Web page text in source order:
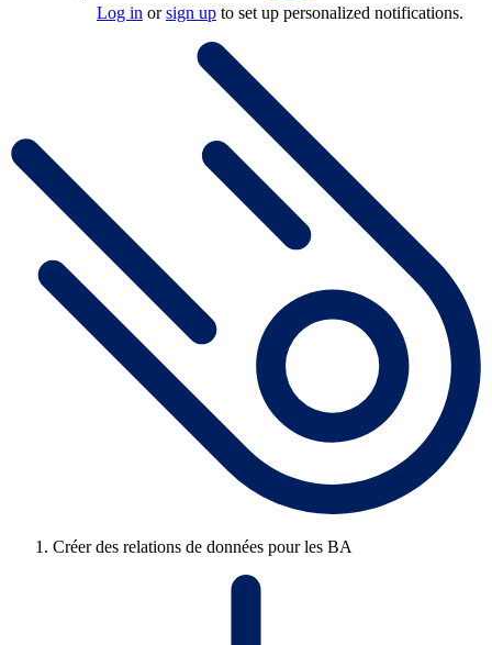
Log in orsign up to set up personalized notifications.
Créer des relations de données pour les BA